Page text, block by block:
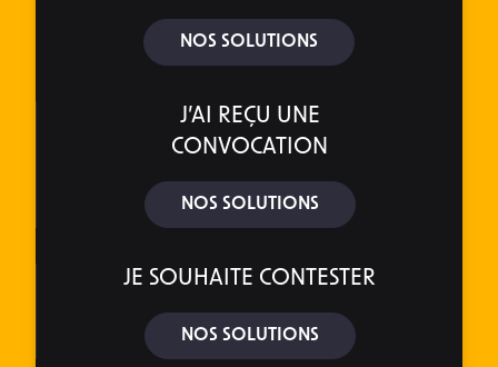
NOS SOLUTIONS
J’AI REÇU UNE
CONVOCATION
NOS SOLUTIONS
JE SOUHAITE CONTESTER
NOS SOLUTIONS